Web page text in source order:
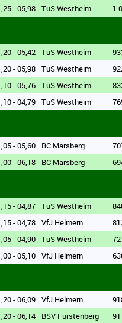
- 05,98 TuS Westheim
- 05,42 TuS Westheim
- 05,98 TuS Westheim
- 05,76 TuS Westheim
- 04,79 TuS Westheim
- 05,60 BC Marsberg
- 06,18 BC Marsberg
- 04,87 TuS Westheim
- 04,78 VfJ Helmern
- 04,90 TuS Westheim
- 05,10 VfJ Helmern
- 06,09 VfJ Helmern
- 06,14 BSV Fürstenberg